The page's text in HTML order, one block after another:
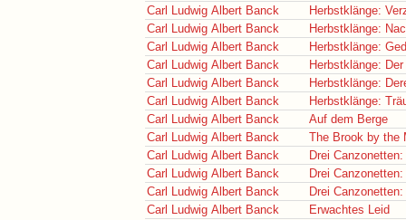
Carl Ludwig Albert Banck
Herbstklänge:
Carl Ludwig Albert Banck
Herbstklänge:
Carl Ludwig Albert Banck
Herbstklänge:
Carl Ludwig Albert Banck
Herbstklänge:
Carl Ludwig Albert Banck
Herbstklänge:
Carl Ludwig Albert Banck
Herbstklänge:
Carl Ludwig Albert Banck
Auf dem Berge
Carl Ludwig Albert Banck
The Brook by the
Carl Ludwig Albert Banck
Drei
Carl Ludwig Albert Banck
Drei
Carl Ludwig Albert Banck
Drei
Carl Ludwig Albert Banck
Erwachtes Leid